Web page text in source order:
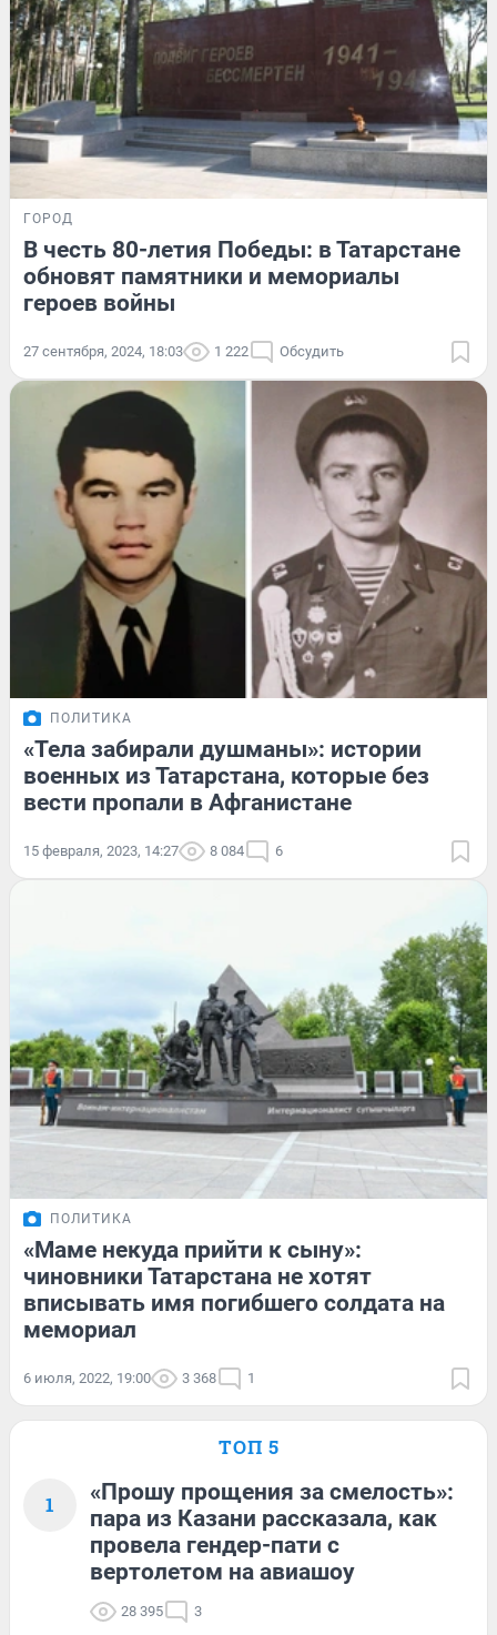
ГОРОД
В честь 80-летия Победы: в Татарстане
обновят памятники и мемориалы
героев войны
27 сентября, 2024, 18:03 1 222 Обсудить
ПОЛИТИКА
«Тела забирали душманы»: истории
военных из Татарстана, которые без
вести пропали в Афганистане
15 февраля, 2023, 14:27 8 084 6
ПОЛИТИКА
«Маме некуда прийти к сыну»:
чиновники Татарстана не хотят
вписывать имя погибшего солдата на
мемориал
6 июля, 2022, 19:00 3 368 1
ТОП 5
1
«Прошу прощения за смелость»:
пара из Казани рассказала, как
провела гендер-пати с
вертолетом на авиашоу
28 395 3